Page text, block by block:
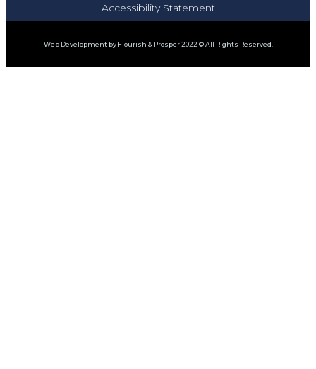
Accessibility Statement
Web Development by Flourish & Prosper 2022 © All Rights Reserved.